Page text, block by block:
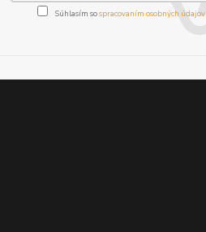
Súhlasím sospracovaním osobných údajov